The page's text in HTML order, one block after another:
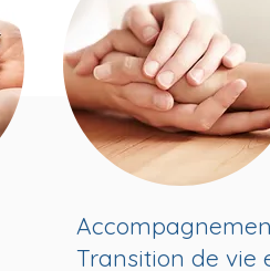
Transition de vie